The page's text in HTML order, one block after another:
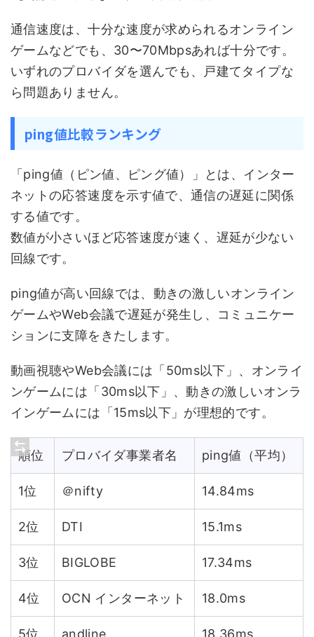
通信速度は、十分な速度が求められるオンライン
ゲームなどでも、30〜70Mbpsあれば十分です。
いずれのプロバイダを選んでも、戸建てタイプな
ら問題ありません。
ping値比較ランキング
「ping値（ピン値、ピング値）」とは、インター
ネットの応答速度を示す値で、通信の遅延に関係
する値です。
数値が小さいほど応答速度が速く、遅延が少ない
回線です。
ping値が高い回線では、動きの激しいオンライン
ゲームやWeb会議で遅延が発生し、コミュニケー
ションに支障をきたします。
動画視聴やWeb会議には「50ms以下」、オンライ
ンゲームには「30ms以下」、動きの激しいオンラ
インゲームには「15ms以下」が理想的です。
順位 プロバイダ事業者名 ping値（平均）
1位 ＠nifty 14.84ms
2位 DTI 15.1ms
3位 BIGLOBE 17.34ms
4位 OCN インターネット 18.0ms
5位 andline 18.36ms